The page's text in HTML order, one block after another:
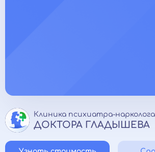
Клиника психиатра-нарколога
ДОКТОРА ГЛАДЫШЕВА